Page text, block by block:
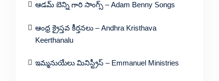
ఆడమ్ బెన్ని గారి సాంగ్స్ – Adam Benny Songs
ఆంధ్ర క్రైస్తవ కీర్తనలు – Andhra Kristhava
Keerthanalu
ఇమ్మనుయేలు మినిస్ట్రీస్ – Emmanuel Ministries